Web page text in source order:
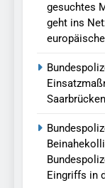
gesuchtes
geht ins
Saarbrücken
Eingriffs in